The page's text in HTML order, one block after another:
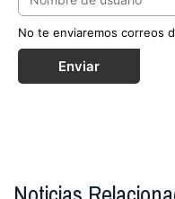
No te enviaremos correos
Enviar